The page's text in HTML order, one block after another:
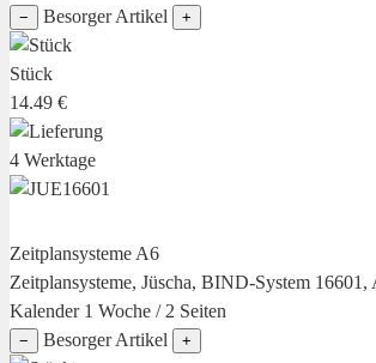
− Besorger Artikel +
Stück
14.49 €
4 Werktage
Zeitplansysteme A6
Zeitplansysteme, Jüscha, BIND-System 16601,
Kalender 1 Woche / 2 Seiten
− Besorger Artikel +